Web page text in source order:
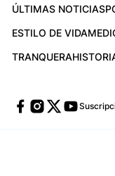
ÚLTIMAS NOTICIAS
ESTILO DE VIDA
TRANQUERA